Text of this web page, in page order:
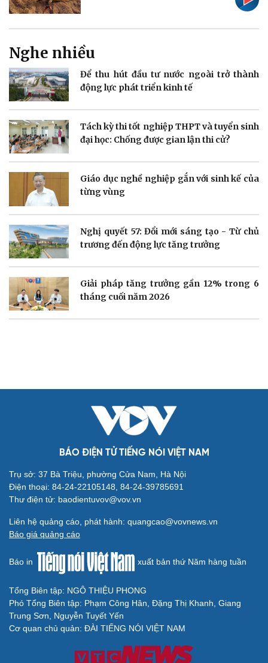
Bóng đá
eSports
Hậu trường
Doanh nghiệp
Thông tin doanh nghiệp
Doanh nhân
Vì cộng đồng
Công nghệ
Trải nghiệm
Sức khỏe
Dinh dưỡng - món ngon
Cây thuốc
Nhà đẹp
Sân khấu - Điện ảnh
Văn học
Âm nhạc
Giải trí
Nghệ sĩ
Thời trang
Du lịch
Tư vấn
Săn Tour
check-in
Podcast
Câu chuyện thời sự
Đọc truyện đêm khuya
Cửa sổ tình yêu
Kể chuyện cho bé
Hạt giống tâm hồn
Nghe nhiều
Để thu hút đầu tư nước ngoài trở thành
động lực phát triển kinh tế
Tách kỳ thi tốt nghiệp THPT và tuyển sinh
đại học: Chống được gian lận thi cử?
Giáo dục nghề nghiệp gắn với sinh kế của
từng vùng
Nghị quyết 57: Đổi mới sáng tạo - Từ chủ
trương đến động lực tăng trưởng
Giải pháp tăng trưởng gần 12% trong 6
tháng cuối năm 2026
BÁO ĐIỆN TỬ TIẾNG NÓI VIỆT NAM
Trụ sở: 37 Bà Triệu, phường Cửa Nam, Hà Nội
Điện thoại: 84-24-22105148, 84-24-39785691
Thư điện tử: baodientuvov@vov.vn
Liên hệ quảng cáo, phát hành: quangcao@vovnews.vn
Báo giá quảng cáo
Báo in xuất bản thứ Năm hàng tuần
Tổng Biên tập: NGÔ THIỆU PHONG
Phó Tổng Biên tập: Phạm Công Hân, Đặng Thị Khanh, Giang
Trung Sơn, Nguyễn Tuyết Yến
Cơ quan chủ quản: ĐÀI TIẾNG NÓI VIỆT NAM